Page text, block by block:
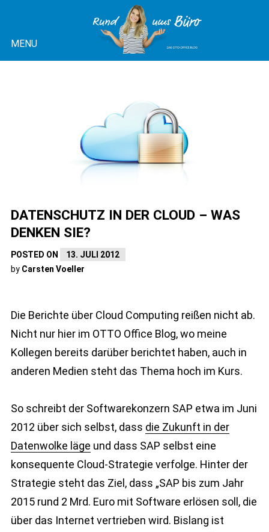
content
RUND UMS BÜRO
MENU
DATENSCHUTZ IN DER CLOUD – WAS
DENKEN SIE?
POSTED ON
13. JULI 2012
by Carsten Voeller
Die Berichte über Cloud Computing reißen nicht ab.
Nicht nur hier im OTTO Office Blog, wo meine
Kollegen bereits darüber berichtet haben, auch in
anderen Medien steht das Thema hoch im Kurs.
So schreibt der Softwarekonzern SAP etwa im Juni
2012 über sich selbst, dass die Zukunft in der
Datenwolke läge und dass SAP selbst eine
konsequente Cloud-Strategie verfolge. Hinter der
Strategie steht das Ziel, dass „SAP bis zum Jahr
2015 rund 2 Mrd. Euro mit Software erlösen soll, die
über das Internet vertrieben wird. Bislang ist